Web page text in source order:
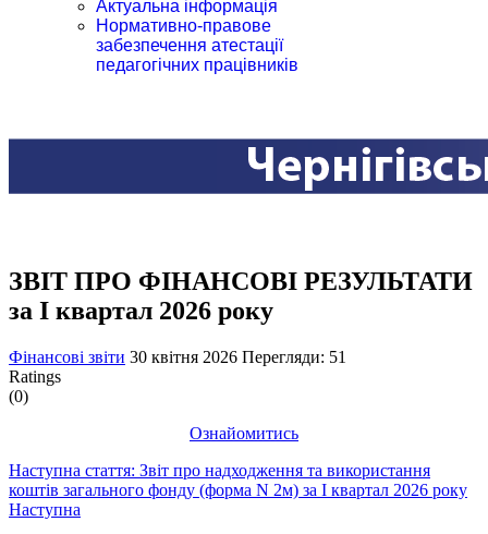
Актуальна інформація
Нормативно-правове
забезпечення атестації
педагогічних працівників
ЗВІТ ПРО ФІНАНСОВІ РЕЗУЛЬТАТИ
за I квартал 2026 року
Фінансові звіти 30 квітня 2026 Перегляди: 51
Ratings
(0)
Ознайомитись
Наступна стаття: Звіт про надходження та використання
коштів загального фонду (форма N 2м) за I квартал 2026 року
Наступна